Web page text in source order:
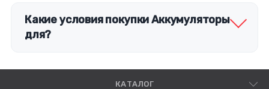
Какие условия покупки Аккумуляторы
для?
КАТАЛОГ